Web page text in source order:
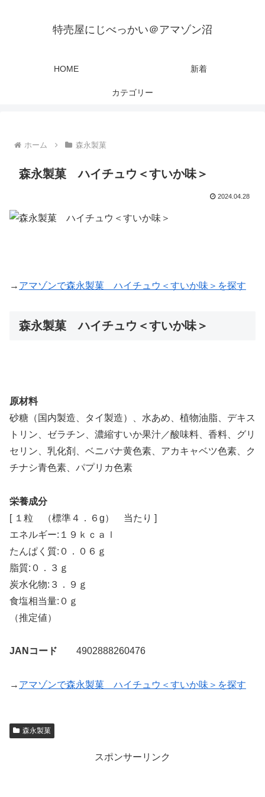
特売屋にじべっかい＠アマゾン沼
HOME 新着
カテゴリー
ホーム 森永製菓
森永製菓 ハイチュウ＜すいか味＞
2024.04.28
→ アマゾンで森永製菓 ハイチュウ＜すいか味＞を探す
森永製菓 ハイチュウ＜すいか味＞
原材料
砂糖（国内製造、タイ製造）、水あめ、植物油脂、デキス
トリン、ゼラチン、濃縮すいか果汁／酸味料、香料、グリ
セリン、乳化剤、ベニバナ黄色素、アカキャベツ色素、ク
チナシ青色素、パプリカ色素
栄養成分
[ １粒 （標準４．６g） 当たり ]
エネルギー:１９ｋｃａｌ
たんぱく質:０．０６ｇ
脂質:０．３ｇ
炭水化物:３．９ｇ
食塩相当量:０ｇ
（推定値）
JANコード 4902888260476
→ アマゾンで森永製菓 ハイチュウ＜すいか味＞を探す
森永製菓
スポンサーリンク